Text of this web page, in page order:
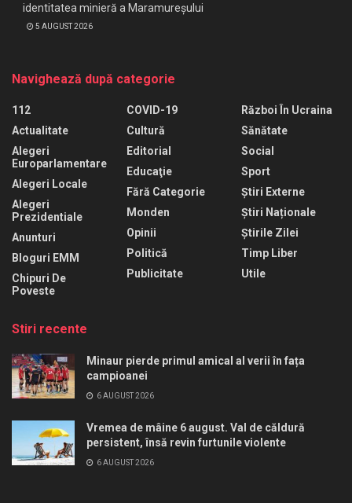
identitatea minieră a Maramureșului
5 AUGUST 2026
Navighează după categorie
112
Actualitate
Alegeri
Europarlamentare
Alegeri Locale
Alegeri
Prezidentiale
Anunturi
Bloguri EMM
Chipuri De
Poveste
COVID-19
Cultură
Editorial
Educaţie
Fără Categorie
Monden
Opinii
Politică
Publicitate
Război În Ucraina
Sănătate
Social
Sport
Știri Externe
Știri Naționale
Știrile Zilei
Timp Liber
Utile
Stiri recente
Minaur pierde primul amical al verii în fața
campioanei
6 AUGUST 2026
Vremea de mâine 6 august. Val de căldură
persistent, însă revin furtunile violente
6 AUGUST 2026